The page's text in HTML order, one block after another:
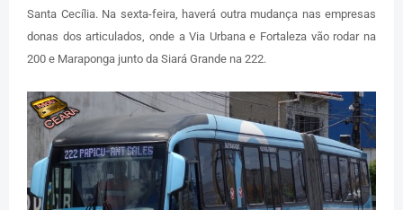
Santa Cecília. Na sexta-feira, haverá outra mudança nas empresas
donas dos articulados, onde a Via Urbana e Fortaleza vão rodar na
200 e Maraponga junto da Siará Grande na 222.